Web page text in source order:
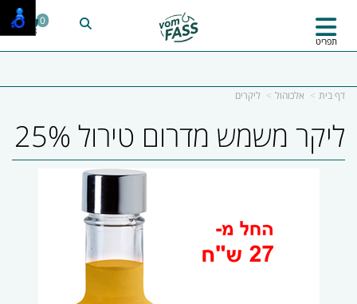
תפריט
0
דף בית אלכוהול ליקרים
ליקר משמש מדרום טירול 25%